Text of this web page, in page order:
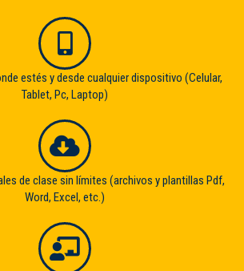
estés y desde cualquier dispositivo (Celular,
Tablet, Pc, Laptop)
de clase sin límites (archivos y plantillas Pdf,
Word, Excel, etc.)